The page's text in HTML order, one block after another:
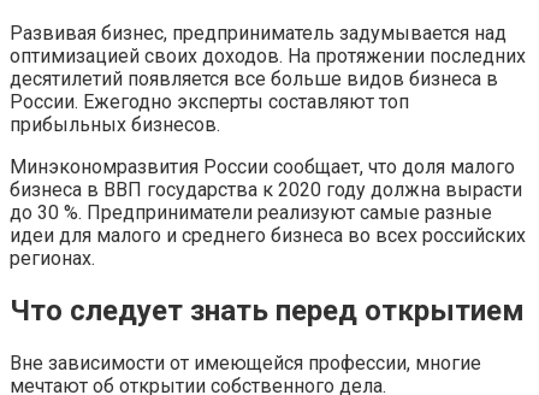
Развивая бизнес, предприниматель задумывается над
оптимизацией своих доходов. На протяжении последних
десятилетий появляется все больше видов бизнеса в
России. Ежегодно эксперты составляют топ
прибыльных бизнесов.
Минэкономразвития России сообщает, что доля малого
бизнеса в ВВП государства к 2020 году должна вырасти
до 30 %. Предприниматели реализуют самые разные
идеи для малого и среднего бизнеса во всех российских
регионах.
Что следует знать перед открытием
Вне зависимости от имеющейся профессии, многие
мечтают об открытии собственного дела.